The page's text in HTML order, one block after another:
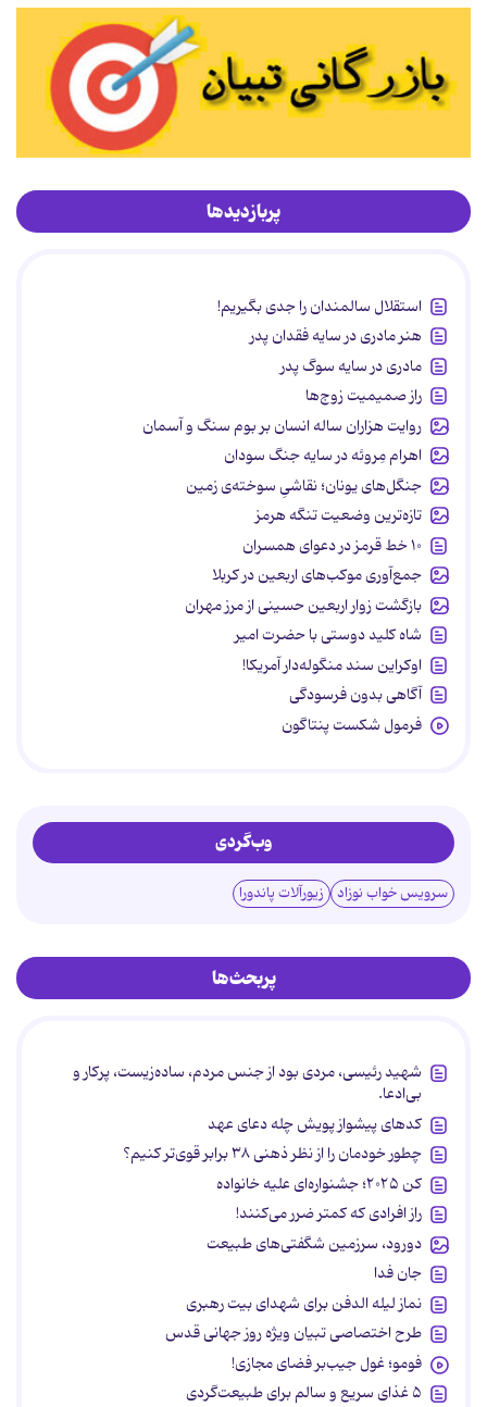
پربازدیدها
استقلال سالمندان را جدی بگیریم!
هنر مادری در سایه‌ فقدان پدر
مادری در سایه سوگ پدر
راز صمیمیت زوج‌ها
روایت هزاران ساله انسان بر بوم سنگ و آسمان
اهرام مِروئه در سایه جنگ سودان
جنگل‌های یونان؛ نقاشیِ سوخته‌ی زمین
تازه‌ترین وضعیت تنگه هرمز
۱۰ خط قرمز در دعوای همسران
جمع‌آوری موکب‌های اربعین در کربلا
بازگشت زوار اربعین حسینی از مرز مهران
شاه کلید دوستی با حضرت امیر
اوکراین سند منگوله‌دار آمریکا!
آگاهی بدون فرسودگی
فرمول شکست پنتاگون
وب‌گردی
سرویس خواب نوزاد زیورآلات پاندورا
پربحث‌ها
شهید رئیسی، مردی بود از جنس مردم، ساده‌زیست، پرکار و
بی‌ادعا.
کدهای پیشواز پویش چله دعای عهد
چطور خودمان را از نظر ذهنی ۳۸ برابر قوی‌تر کنیم؟
کن ۲۰۲۵؛ جشنواره‌ای علیه خانواده
راز افرادی که کمتر ضرر می‌کنند!
دورود، سرزمین شگفتی‌های طبیعت
جان فدا
نماز لیله الدفن برای شهدای بیت رهبری
طرح اختصاصی تبیان ویژه روز جهانی قدس
فومو؛ غول جیب‌بر فضای مجازی!
۵ غذای سریع و سالم برای طبیعت‌گردی